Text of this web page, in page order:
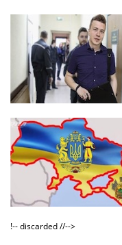
!-- discarded //-->